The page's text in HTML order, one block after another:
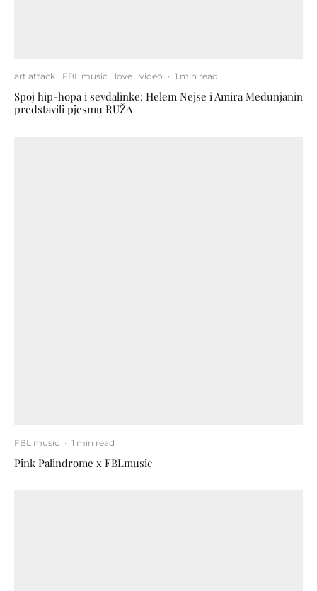
art attack FBL music love video · 1 min read
Spoj hip-hopa i sevdalinke: Helem Nejse i Amira Medunjanin
predstavili pjesmu RUŽA
FBL music · 1 min read
Pink Palindrome x FBLmusic